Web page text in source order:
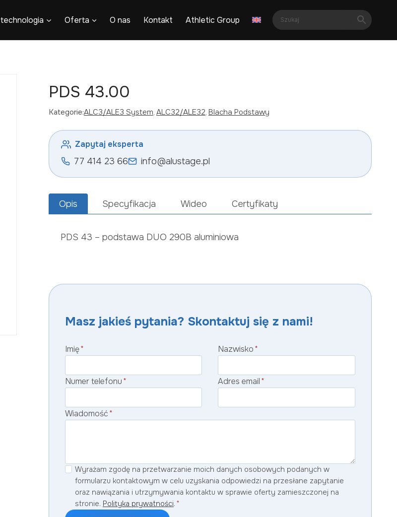
Oferta O nas Kontakt Athletic Group
PDS 43.00
Kategorie:ALC3/ALE3 System, ALC32/ALE32, Blacha Podstawy
Zapytaj eksperta
77 414 23 66 info@alustage.pl
Opis Specyfikacja Wideo Certyfikaty
PDS 43 – podstawa DUO 290B aluminiowa
Masz jakieś pytania? Skontaktuj się z nami!
Imię* Nazwisko*
Numer telefonu* Adres email*
Wiadomość*
Wyrażam zgodę na przetwarzanie moich danych osobowych podanych w
formularzu kontaktowym w celu uzyskania odpowiedzi na przesłane zapytanie
oraz nawiązania i utrzymywania kontaktu w sprawie oferty zamieszczonej na
stronie. Polityka prywatności. *